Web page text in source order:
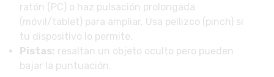
ratón (PC) o haz pulsación prolongada
(móvil/tablet) para ampliar. Usa pellizco (pinch) si
tu dispositivo lo permite.
Pistas: resaltan un objeto oculto pero pueden
bajar la puntuación.